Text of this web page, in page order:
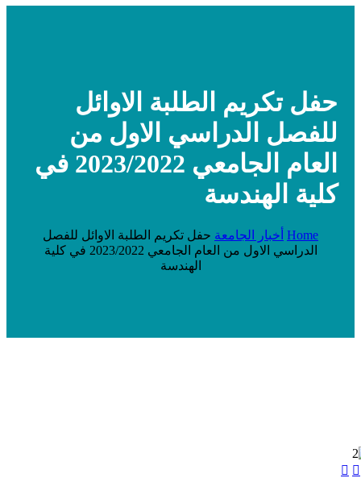
حفل تكريم الطلبة الاوائل
للفصل الدراسي الاول من
العام الجامعي 2023/2022 في
كلية الهندسة
Home أخبار الجامعة حفل تكريم الطلبة الاوائل للفصل
الدراسي الاول من العام الجامعي 2023/2022 في كلية
الهندسة
 